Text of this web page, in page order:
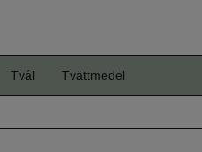
Tvål Tvättmedel